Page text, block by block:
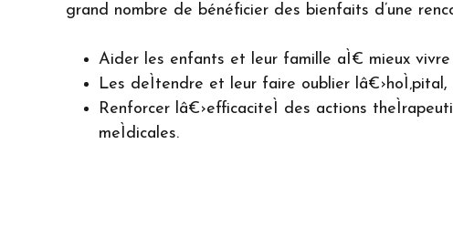
grand nombre de bénéficier des bienfaits d’une
Aider les enfants et leur famille aÌ€ mieux vivre
Les deÌtendre et leur faire oublier lâ€›hoÌ‚pital,
Renforcer lâ€›efficaciteÌ des actions
meÌdicales.